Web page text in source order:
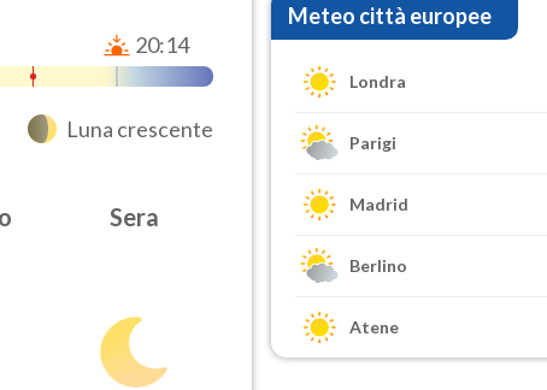
20:14
Luna crescente
Sera
Meteo città europee
Londra
Parigi
Madrid
Berlino
Atene